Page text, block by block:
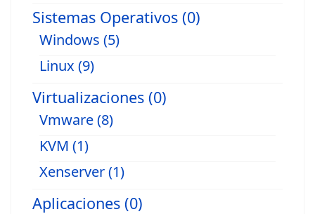
Sistemas Operativos (0)
Windows (5)
Linux (9)
Virtualizaciones (0)
Vmware (8)
KVM (1)
Xenserver (1)
Aplicaciones (0)